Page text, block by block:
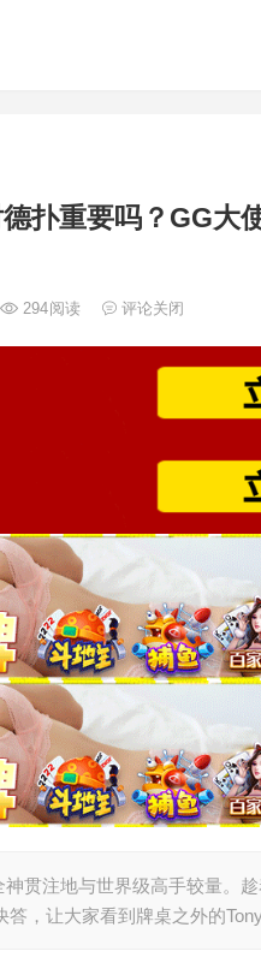
德扑重要吗？GG
294阅读 评论关闭
贯注地与世界级高手较量。
，让大家看到牌桌之外的